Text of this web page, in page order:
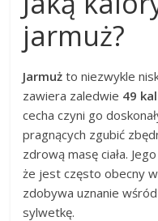
jarmuż?
Jarmuż to niezwykle
zawiera zaledwie 49
cecha czyni go
pragnących zgubić
zdrową masę ciała.
że jest często obecny
zdobywa uznanie
sylwetkę.